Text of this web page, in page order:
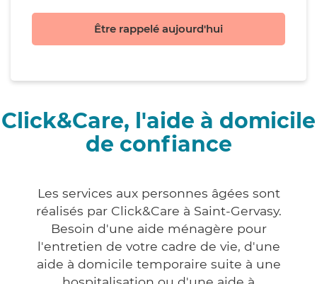
Être rappelé aujourd'hui
Click&Care, l'aide à domicile
de confiance
Les services aux personnes âgées sont
réalisés par Click&Care à Saint-Gervasy.
Besoin d'une aide ménagère pour
l'entretien de votre cadre de vie, d'une
aide à domicile temporaire suite à une